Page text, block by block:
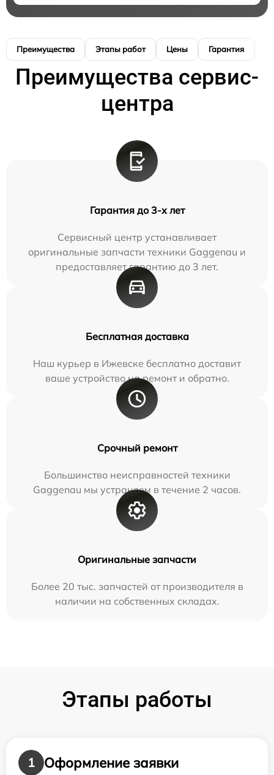
Преимущества Этапы работ Цены Гарантия
Преимущества сервис-
центра
Гарантия до 3-х лет
Сервисный центр устанавливает
оригинальные запчасти техники Gaggenau и
предоставляет гарантию до 3 лет.
Бесплатная доставка
Наш курьер в Ижевске бесплатно доставит
ваше устройство на ремонт и обратно.
Срочный ремонт
Большинство неисправностей техники
Gaggenau мы устраняем в течение 2 часов.
Оригинальные запчасти
Более 20 тыс. запчастей от производителя в
наличии на собственных складах.
Этапы работы
1
Оформление заявки